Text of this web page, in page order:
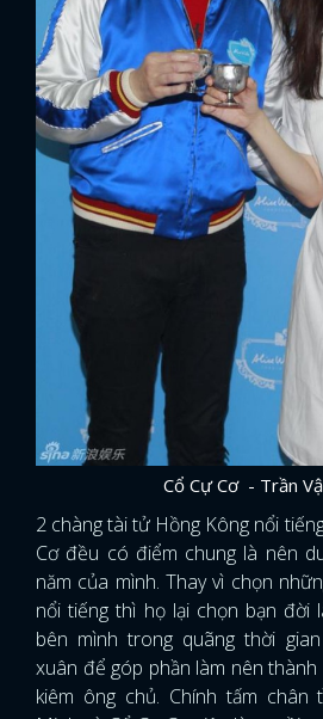
Cổ Cự Cơ - Trần
2 chàng tài tử Hồng Kông nổi
Cơ đều có điểm chung là nên
năm của mình. Thay vì chọn
nổi tiếng thì họ lại chọn bạn đời
bên mình trong quãng thời
xuân để góp phần làm nên
kiêm ông chủ. Chính tấm